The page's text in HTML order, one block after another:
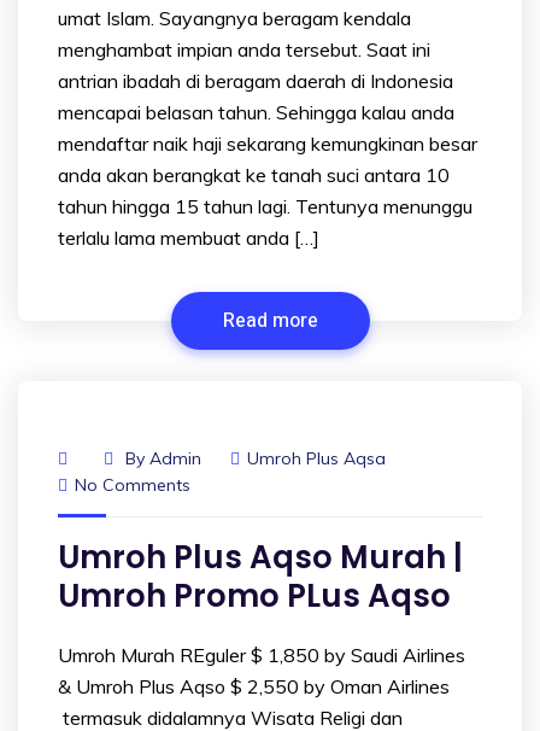
umat Islam. Sayangnya beragam kendala
menghambat impian anda tersebut. Saat ini
antrian ibadah di beragam daerah di Indonesia
mencapai belasan tahun. Sehingga kalau anda
mendaftar naik haji sekarang kemungkinan besar
anda akan berangkat ke tanah suci antara 10
tahun hingga 15 tahun lagi. Tentunya menunggu
terlalu lama membuat anda […]
Read more
By Admin
Umroh Plus Aqsa
No Comments
Umroh Plus Aqso Murah |
Umroh Promo PLus Aqso
Umroh Murah REguler $ 1,850 by Saudi Airlines
& Umroh Plus Aqso $ 2,550 by Oman Airlines
termasuk didalamnya Wisata Religi dan